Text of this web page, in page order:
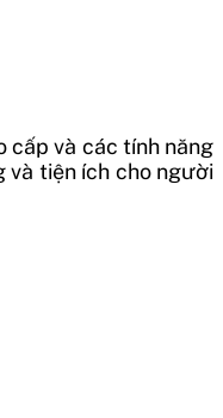
cấp và các tính năng
và tiện ích cho người